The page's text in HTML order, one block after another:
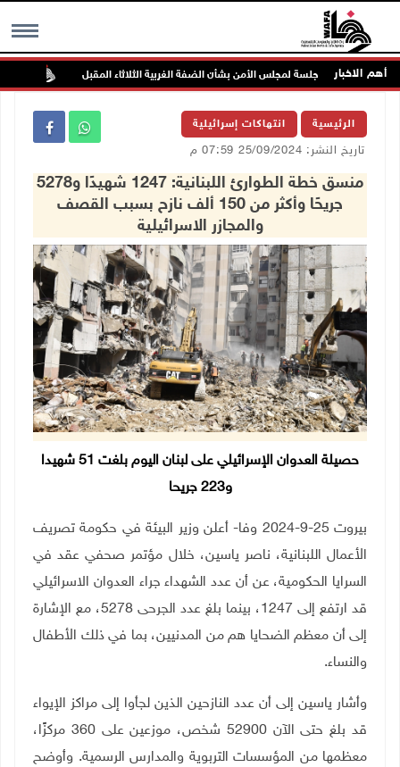
MENU أهم الاخبارجلسة لمجلس الأمن بشأن الضفة الغربية الثلاثاء المقبل
الرئيسية انتهاكات إسرائيلية
تاريخ النشر: 25/09/2024 07:59 م
منسق خطة الطوارئ اللبنانية: 1247 شهيدًا و5278
جريحًا وأكثر من 150 ألف نازح بسبب القصف
والمجازر الاسرائيلية
حصيلة العدوان الإسرائيلي على لبنان اليوم بلغت 51 شهيدا
و223 جريحا
بيروت 25-9-2024 وفا- أعلن وزير البيئة في حكومة تصريف
الأعمال اللبنانية، ناصر ياسين، خلال مؤتمر صحفي عقد في
السرايا الحكومية، عن أن عدد الشهداء جراء العدوان الاسرائيلي
قد ارتفع إلى 1247، بينما بلغ عدد الجرحى 5278، مع الإشارة
إلى أن معظم الضحايا هم من المدنيين، بما في ذلك الأطفال
والنساء.
وأشار ياسين إلى أن عدد النازحين الذين لجأوا إلى مراكز الإيواء
قد بلغ حتى الآن 52900 شخص، موزعين على 360 مركزًا،
معظمها من المؤسسات التربوية والمدارس الرسمية. وأوضح